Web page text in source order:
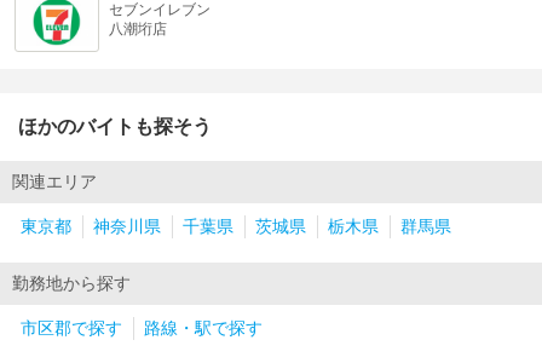
セブンイレブン
八潮垳店
ほかのバイトも探そう
関連エリア
東京都 神奈川県 千葉県 茨城県 栃木県 群馬県
勤務地から探す
市区郡で探す 路線・駅で探す